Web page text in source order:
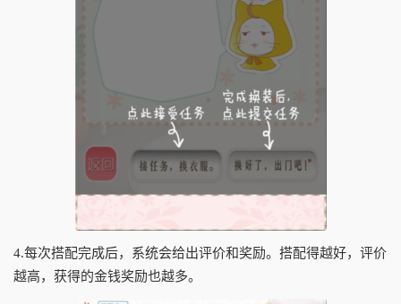
4.每次搭配完成后，系统会给出评价和奖励。搭配得越好，评价
越高，获得的金钱奖励也越多。